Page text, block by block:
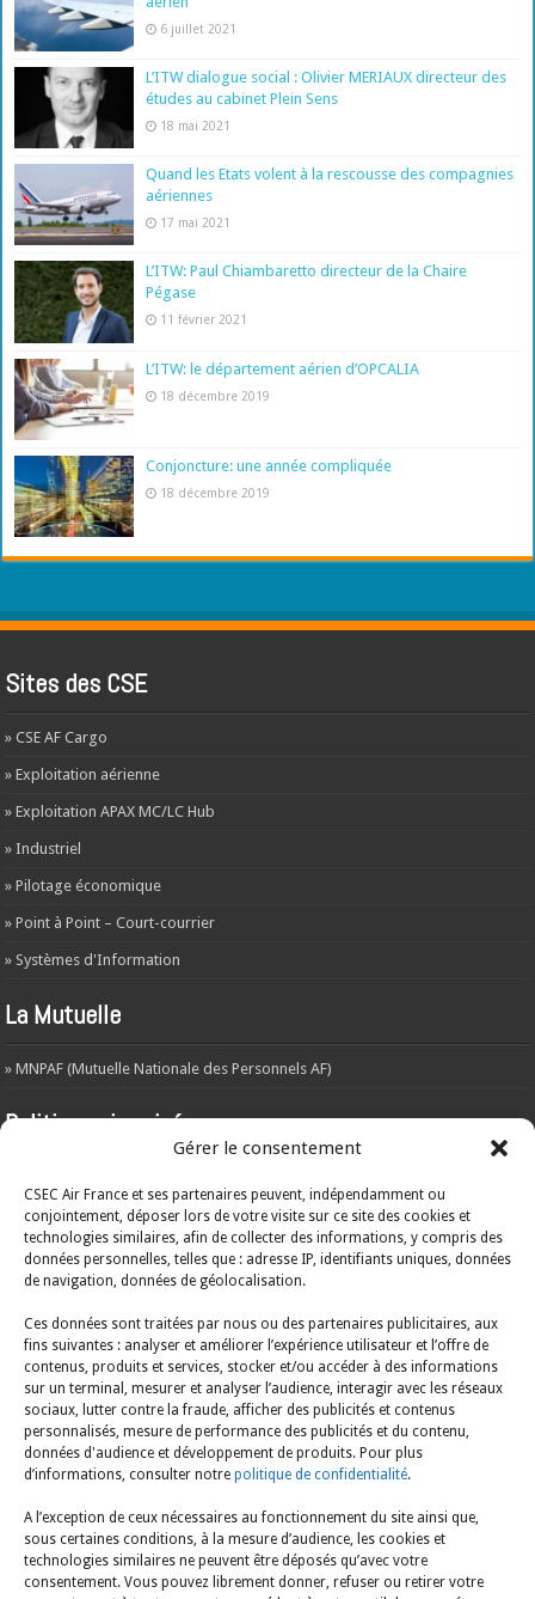
Gérer le consentement
CSEC Air France et ses partenaires peuvent, indépendamment ou
conjointement, déposer lors de votre visite sur ce site des cookies et
technologies similaires, afin de collecter des informations, y compris des
données personnelles, telles que : adresse IP, identifiants uniques, données
de navigation, données de géolocalisation.
Ces données sont traitées par nous ou des partenaires publicitaires, aux
fins suivantes : analyser et améliorer l’expérience utilisateur et l’offre de
contenus, produits et services, stocker et/ou accéder à des informations
sur un terminal, mesurer et analyser l’audience, interagir avec les réseaux
sociaux, lutter contre la fraude, afficher des publicités et contenus
personnalisés, mesure de performance des publicités et du contenu,
données d'audience et développement de produits. Pour plus
d’informations, consulter notre politique de confidentialité.
A l’exception de ceux nécessaires au fonctionnement du site ainsi que,
sous certaines conditions, à la mesure d’audience, les cookies et
technologies similaires ne peuvent être déposés qu’avec votre
consentement. Vous pouvez librement donner, refuser ou retirer votre
6 juillet 2021
L’ITW dialogue social : Olivier MERIAUX directeur des
études au cabinet Plein Sens
18 mai 2021
Quand les Etats volent à la rescousse des compagnies
aériennes
17 mai 2021
L’ITW: Paul Chiambaretto directeur de la Chaire
Pégase
11 février 2021
L’ITW: le département aérien d’OPCALIA
18 décembre 2019
Conjoncture: une année compliquée
18 décembre 2019
Sites des CSE
» CSE AF Cargo
» Exploitation aérienne
» Exploitation APAX MC/LC Hub
» Industriel
» Pilotage économique
» Point à Point – Court-courrier
» Systèmes d'Information
La Mutuelle
» MNPAF (Mutuelle Nationale des Personnels AF)
Politique vie privée
csecaf.fr – de la manière dont les données sont récoltées et traitées par le
responsable du traitement. Aconsulter ICI
ARCHIVES
Mentions légales
A consulter ICI
Politique en matière de cookies
A consulter ICI